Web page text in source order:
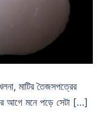
মাটির তৈজসপত্রের
আগে মনে পড়ে সেটা […]